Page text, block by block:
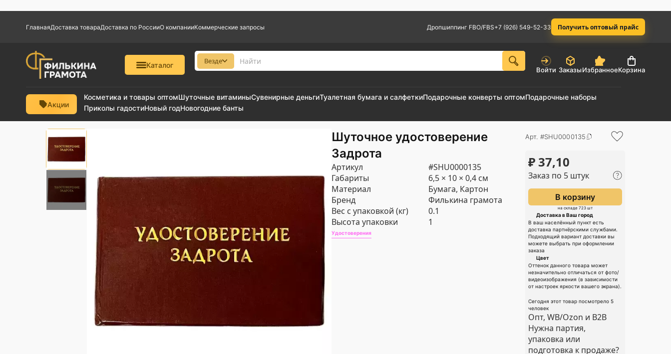
ГлавнаяДоставка товараДоставка по РоссииО компанииКоммерческие запросы Дропшиппинг FBO/FBS+7 (926) 549-52-33 Получить оптовый прайс
Каталог Везде
Войти ЗаказыИзбранноеКорзина
Акции
Косметика и товары оптомШуточные витаминыСувенирные деньгиТуалетная бумага и салфеткиПодарочные конверты оптомПодарочные наборы
Приколы гадостиНовый годНовогодние банты
Шуточное удостоверение
Задрота
Артикул
#SHU0000135
Габариты
6,5 × 10 × 0,4 см
Материал
Бумага, Картон
Бренд
Филькина грамота
Вес с упаковкой (кг)
0.1
Высота упаковки
1
Удостоверения
Арт. #SHU0000135
₽ 37,10
Заказ по 5 штук
В корзину
на складе 723 шт
Доставка в Ваш город
В ваш населённый пункт есть
доставка партнёрскими службами.
Подходящий вариант доставки вы
можете выбрать при оформлении
заказа
Цвет
Оттенок данного товара может
незначительно отличаться от фото/
видеоизображения (в зависимости
от настроек яркости вашего экрана).
Сегодня этот товар посмотрело 5
человек
Опт, WB/Ozon и B2B
Нужна партия,
упаковка или
подготовка к продаже?